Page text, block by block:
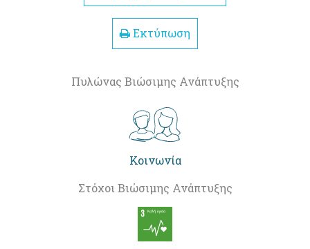
Εκτύπωση
Πυλώνας Βιώσιμης Ανάπτυξης
Κοινωνία
Στόχοι Βιώσιμης Ανάπτυξης